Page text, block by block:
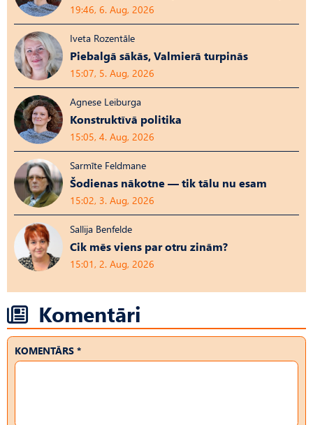
19:46, 6. Aug, 2026
Iveta Rozentāle
Piebalgā sākās, Valmierā turpinās
15:07, 5. Aug, 2026
Agnese Leiburga
Konstruktīvā politika
15:05, 4. Aug, 2026
Sarmīte Feldmane
Šodienas nākotne — tik tālu nu esam
15:02, 3. Aug, 2026
Sallija Benfelde
Cik mēs viens par otru zinām?
15:01, 2. Aug, 2026
Komentāri
KOMENTĀRS *